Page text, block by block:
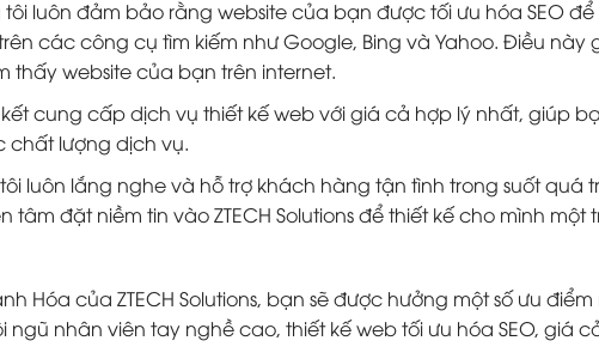
tôi luôn đảm bảo rằng website của bạn được tối ưu hóa SEO
các công cụ tìm kiếm như Google, Bing và Yahoo. Điều này
website của bạn trên internet.
kết cung cấp dịch vụ thiết kế web với giá cả hợp lý nhất, giúp
chất lượng dịch vụ.
luôn lắng nghe và hỗ trợ khách hàng tận tình trong suốt quá
đặt niềm tin vào ZTECH Solutions để thiết kế cho mình một
Hóa của ZTECH Solutions, bạn sẽ được hưởng một số ưu
nhân viên tay nghề cao, thiết kế web tối ưu hóa SEO, giá